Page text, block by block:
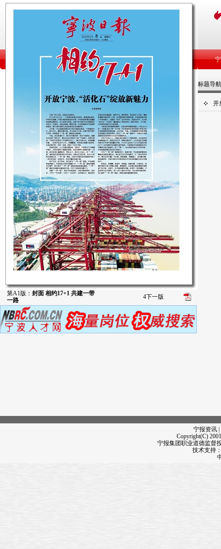
第A1版： 封面 相约17+1 共建一带
一路
4下一版
标题导航
开
宁报资讯
Copyright(C)
宁报集团职业道德监督
技术支持